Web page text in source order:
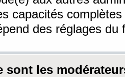
capacités
des réglages du
sont les